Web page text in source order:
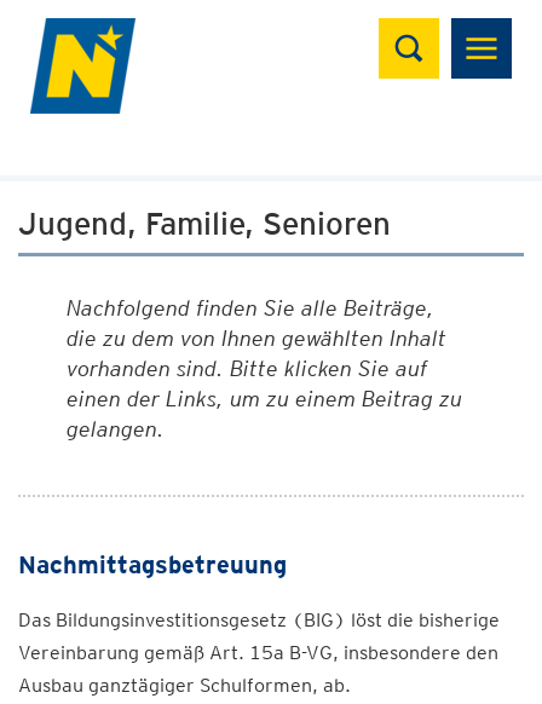
Suchen
Jugend, Familie, Senioren
Nachfolgend finden Sie alle Beiträge,
die zu dem von Ihnen gewählten Inhalt
vorhanden sind. Bitte klicken Sie auf
einen der Links, um zu einem Beitrag zu
gelangen.
Nachmittagsbetreuung
Das Bildungsinvestitionsgesetz (BIG) löst die bisherige
Vereinbarung gemäß Art. 15a B-VG, insbesondere den
Ausbau ganztägiger Schulformen, ab.